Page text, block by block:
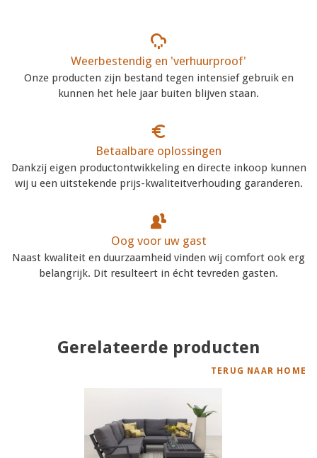
Weerbestendig en 'verhuurproof'
Onze producten zijn bestand tegen intensief gebruik en
kunnen het hele jaar buiten blijven staan.
Betaalbare oplossingen
Dankzij eigen productontwikkeling en directe inkoop kunnen
wij u een uitstekende prijs-kwaliteitverhouding garanderen.
Oog voor uw gast
Naast kwaliteit en duurzaamheid vinden wij comfort ook erg
belangrijk. Dit resulteert in écht tevreden gasten.
Gerelateerde producten
TERUG NAAR HOME